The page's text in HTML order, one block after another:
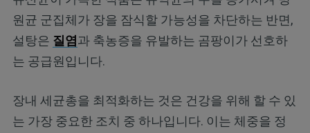
원균 군집체가 장을 잠식할 가능성을 차단하는 반면,
설탕은 질염과 축농증을 유발하는 곰팡이가 선호하
는 공급원입니다.
장내 세균총을 최적화하는 것은 건강을 위해 할 수 있
는 가장 중요한 조치 중 하나입니다. 이는 체중을 정